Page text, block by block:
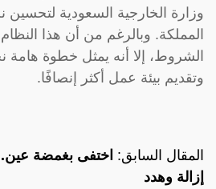
وزارة الخارجية السعودية لتحسين
المملكة. وبالرغم من أن هذا
الشروط، إلا أنه يمثل خطوة هامة
وتقديم بيئة عمل أكثر إنصافًا.
المقال السابق: اختفى بغمضة
إزالة وهدد